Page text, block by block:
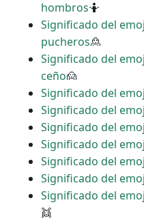
hombros🤷
Significado del
pucheros🙎
Significado del
ceño🙍
Significado del
Significado del
Significado del
Significado del
Significado del
Significado del
Significado del
👯